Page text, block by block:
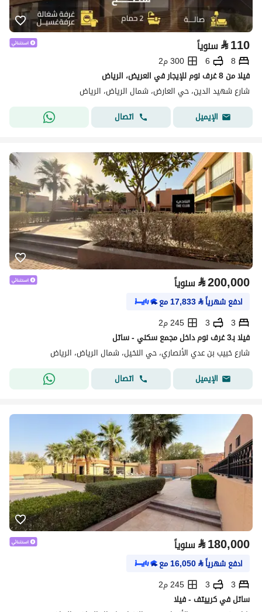
⃁110 سنوياً
8
6
300 م2
فيلا من 8 غرف نوم للإيجار في العريض، الرياض
شارع شهيد الدين، حي العارض، شمال الرياض، الرياض
الإيميل
اتصال
⃁200,000 سنوياً
ادفع شهرياً⃁
17,833مع
3
3
245 م2
فيلا بـ3 غرف نوم داخل مجمع سكني - ساتل
شارع خبيب بن عدي الأنصاري، حي النخيل، شمال الرياض، الرياض
الإيميل
اتصال
⃁180,000 سنوياً
ادفع شهرياً⃁
16,050مع
3
3
245 م2
ساتل في كرييتف - فيلا